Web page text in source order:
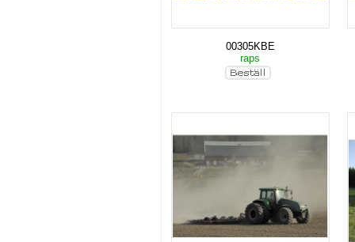
00305KBE
raps